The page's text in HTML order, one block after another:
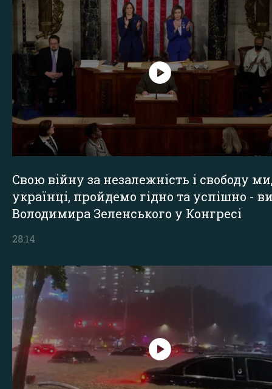
Свою війну за незалежність і свободу
українці, пройдемо гідно та успішно -
Володимира Зеленського у Конгресі
28:14